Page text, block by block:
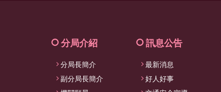
分局介紹
分局長簡介
副分局長簡介
訊息公告
最新消息
好人好事